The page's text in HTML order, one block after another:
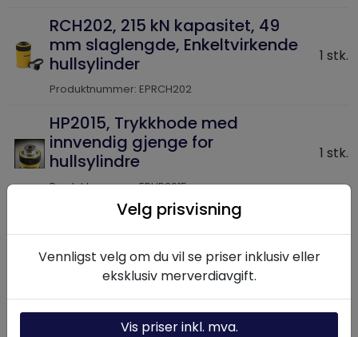
RCH202, 215 kN kapasitet, 49
mm slaglengde, Enkeltvirkende
hullsylinder
Produktnummer: EPRCH202
1 stk.
HP2015, Trykkhode med
innvendig gjenge for
hullsylindre
Produktnummer: EPHP2015
1 stk.
LGH24K6, Reservedel
spissbeskytter for
gripearmavtrekker
Produktnummer: EPLGH24K6
1 stk.
Velg prisvisning
Vennligst velg om du vil se priser inklusiv eller
eksklusiv merverdiavgift.
Vis priser inkl. mva.